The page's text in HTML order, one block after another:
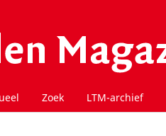
Zoek LTM-archief